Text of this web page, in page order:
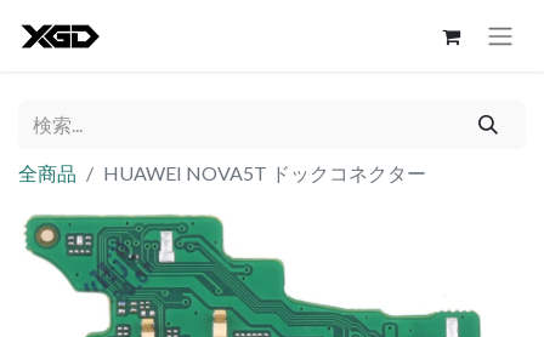
全商品 HUAWEI NOVA5T ドックコネクター